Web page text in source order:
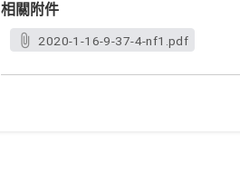
相關附件
2020-1-16-9-37-4-nf1.pdf